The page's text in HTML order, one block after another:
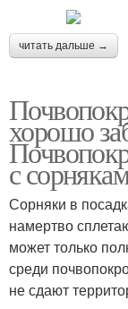
читать дальше →
хорошо
с
Сорняки в
намертво
может только
среди
не сдают